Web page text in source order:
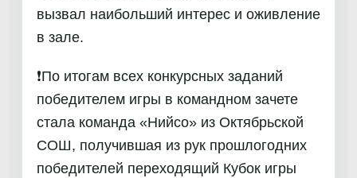
вызвал наибольший интерес и оживление
в зале.
❗️По итогам всех конкурсных заданий
победителем игры в командном зачете
стала команда «Нийсо» из Октябрьской
СОШ, получившая из рук прошлогодних
победителей переходящий Кубок игры